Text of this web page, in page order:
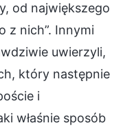
od największego
z nich”. Innymi
uwierzyli,
który następnie
i
właśnie sposób